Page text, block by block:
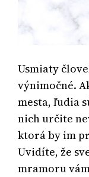
Usmiaty
výnimočné.
mesta, ľudia
nich určite
ktorá by im
Uvidíte, že
mramoru